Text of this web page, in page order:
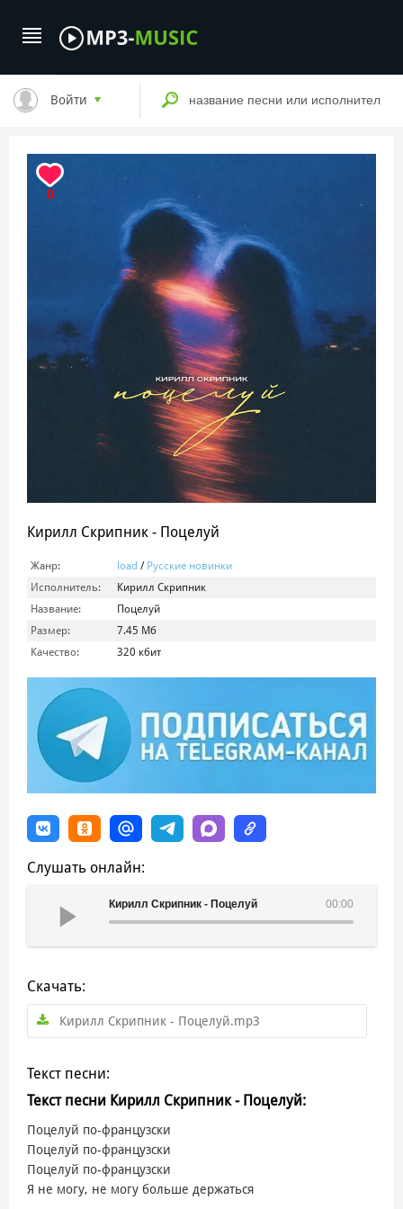
Войти
0
Кирилл Скрипник - Поцелуй
Жанр: load / Русские новинки
Исполнитель:
Кирилл Скрипник
Название:
Поцелуй
Размер:
7.45 Мб
Качество:
320 кбит
Слушать онлайн:
00:00
Кирилл Скрипник - Поцелуй
Скачать:
Кирилл Скрипник - Поцелуй.mp3
Текст песни:
Текст песни Кирилл Скрипник - Поцелуй:
Поцелуй по-французски
Поцелуй по-французски
Поцелуй по-французски
Я не могу, не могу больше держаться